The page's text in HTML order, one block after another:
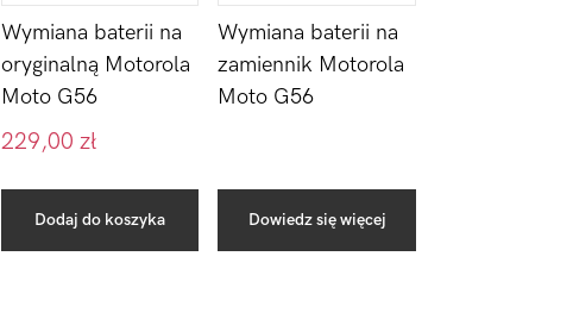
Wymiana baterii na
oryginalną Motorola
Moto G56
229,00 zł
Dodaj do koszyka
Wymiana baterii na
zamiennik Motorola
Moto G56
Dowiedz się więcej